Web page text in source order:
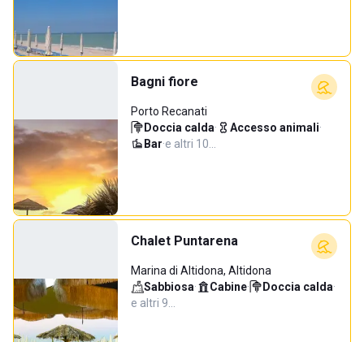
Bagni fiore
Porto Recanati
Doccia calda· Accesso animali·
Bar·e altri 10…
Chalet Puntarena
Marina di Altidona, Altidona
Sabbiosa· Cabine· Doccia calda·
e altri 9…